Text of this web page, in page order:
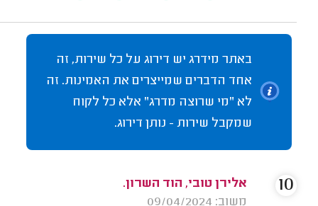
באתר מידרג יש דירוג על כל שירות, זה
אחד הדברים שמייצרים את האמינות. זה
לא "מי שרוצה מדרג" אלא כל לקוח
שמקבל שירות - נותן דירוג.
אלירן טובי, הוד השרון.
משוב: 09/04/2024
10